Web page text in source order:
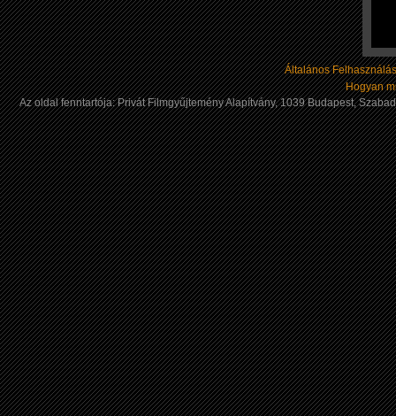
Általános
Hogyan
Az oldal fenntartója: Privát Filmgyűjtemény Alapítvány, 1039 Budapest,